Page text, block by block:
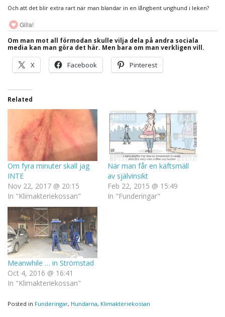
Och att det blir extra rart när man blandar in en långbent unghund i leken?
Gilla!
Om man mot all förmodan skulle vilja dela på andra sociala
media kan man göra det här. Men bara om man verkligen vill.
X Facebook Pinterest
Related
Om fyra minuter skall jag
INTE
Nov 22, 2017 @ 20:15
In "Klimakteriekossan"
När man får en käftsmäll
av självinsikt
Feb 22, 2015 @ 15:49
In "Funderingar"
Meanwhile … in Strömstad
Oct 4, 2016 @ 16:41
In "Klimakteriekossan"
Posted in Funderingar, Hundarna, Klimakteriekossan